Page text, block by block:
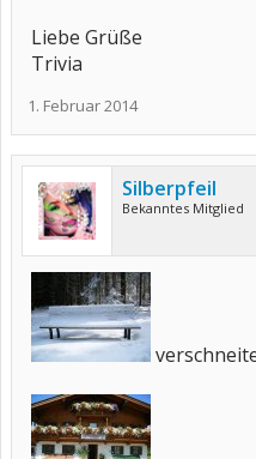
Liebe Grüße
Trivia
1. Februar 2014
Silberpfeil
Bekanntes Mitglied